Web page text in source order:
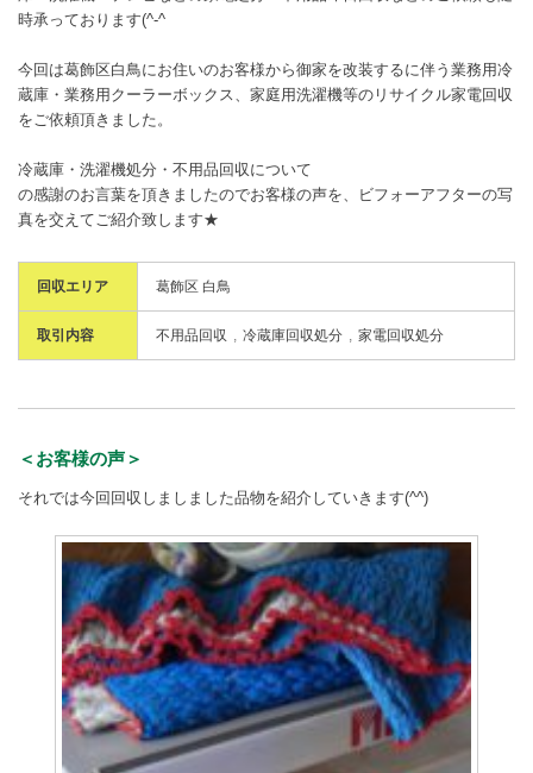
時承っております(^-^ゞ
今回は葛飾区白鳥にお住いのお客様から御家を改装するに伴う業務用冷
蔵庫・業務用クーラーボックス、家庭用洗濯機等のリサイクル家電回収
をご依頼頂きました。
冷蔵庫・洗濯機処分・不用品回収について
の感謝のお言葉を頂きましたのでお客様の声を、ビフォーアフターの写
真を交えてご紹介致します★
回収エリア 葛飾区 白鳥
取引内容 不用品回収 冷蔵庫回収処分 家電回収処分
＜お客様の声＞
それでは今回回収しましました品物を紹介していきます(^^)